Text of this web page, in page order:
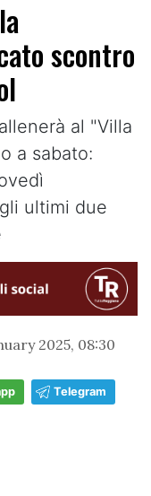
scontro
al "Villa
a sabato:
ultimi due
2025, 08:30
Telegram